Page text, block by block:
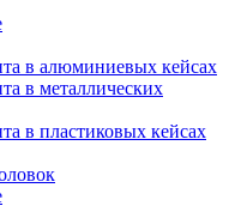
в алюминиевых кейсах
в металлических
в пластиковых кейсах